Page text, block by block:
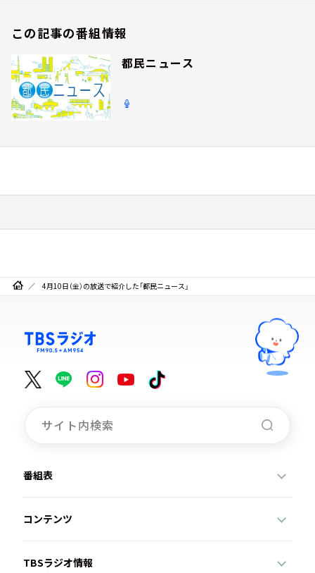
この記事の番組情報
都民ニュース
4月10日（金）の放送で紹介した「都民ニュース」
番組表
コンテンツ
TBSラジオ情報